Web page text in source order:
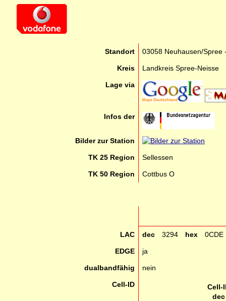
Standort 03058 Neuhausen/Spree
Kreis Landkreis Spree-Neisse
Lage via
Infos der
Bilder zur Station
TK 25 Region Sellessen
TK 50 Region Cottbus O
LAC dec 3294 hex 0CDE
EDGE ja
dualbandfähig nein
Cell-ID
Cell-
dec